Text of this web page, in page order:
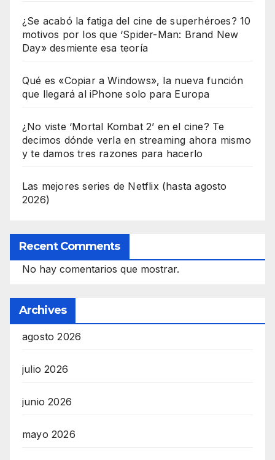
¿Se acabó la fatiga del cine de superhéroes? 10
motivos por los que ‘Spider-Man: Brand New
Day» desmiente esa teoría
Qué es «Copiar a Windows», la nueva función
que llegará al iPhone solo para Europa
¿No viste ‘Mortal Kombat 2’ en el cine? Te
decimos dónde verla en streaming ahora mismo
y te damos tres razones para hacerlo
Las mejores series de Netflix (hasta agosto
2026)
Recent Comments
No hay comentarios que mostrar.
Archives
agosto 2026
julio 2026
junio 2026
mayo 2026